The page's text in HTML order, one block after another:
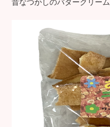
昔なつかしのバタークリーム